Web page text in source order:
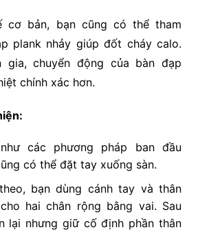
cơ bản, bạn cũng có thể tham
plank nhảy giúp đốt cháy calo.
gia, chuyển động của bàn đạp
chính xác hơn.
các phương pháp ban đầu
có thể đặt tay xuống sàn.
bạn dùng cánh tay và thân
hai chân rộng bằng vai. Sau
lại nhưng giữ cố định phần thân